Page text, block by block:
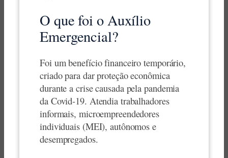
O que foi o Auxílio
Emergencial?
Foi um benefício financeiro temporário,
criado para dar proteção econômica
durante a crise causada pela pandemia
da Covid-19. Atendia trabalhadores
informais, microempreendedores
individuais (MEI), autônomos e
desempregados.